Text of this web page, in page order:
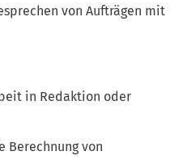
von Aufträgen mit
in Redaktion oder
Berechnung von